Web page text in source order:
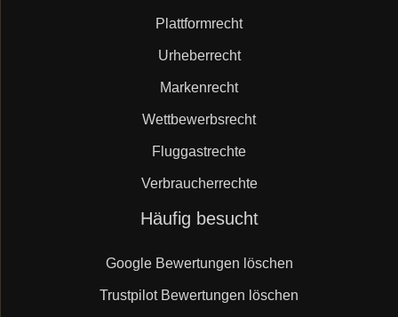
Plattformrecht
Urheberrecht
Markenrecht
Wettbewerbsrecht
Fluggastrechte
Verbraucherrechte
Häufig besucht
Google Bewertungen löschen
Trustpilot Bewertungen löschen